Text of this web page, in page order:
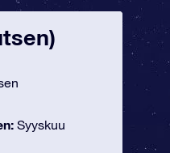
Syyskuu